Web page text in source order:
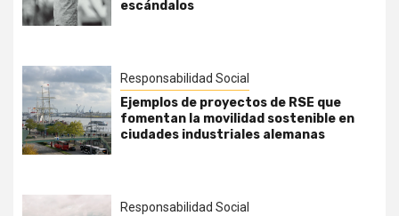
escándalos
Responsabilidad Social
Ejemplos de proyectos de RSE que
fomentan la movilidad sostenible en
ciudades industriales alemanas
Responsabilidad Social